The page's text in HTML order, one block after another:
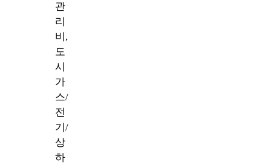
관
리
비,
도
시
가
스/
전
기/
상
하